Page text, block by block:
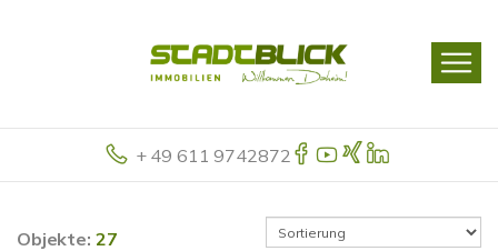
+ 49 611 9742872
Objekte: 27